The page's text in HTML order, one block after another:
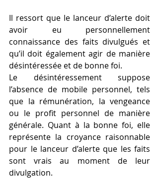
Il ressort que le lanceur d’alerte doit
avoir eu personnellement
connaissance des faits divulgués et
qu’il doit également agir de manière
désintéressée et de bonne foi.
Le désintéressement suppose
l’absence de mobile personnel, tels
que la rémunération, la vengeance
ou le profit personnel de manière
générale. Quant à la bonne foi, elle
représente la croyance raisonnable
pour le lanceur d’alerte que les faits
sont vrais au moment de leur
divulgation.